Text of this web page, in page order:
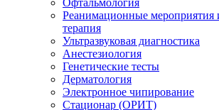
Офтальмология
Реанимационные мероприятия
терапия
Ультразвуковая диагностика
Анестезиология
Генетические тесты
Дерматология
Электронное чипирование
Стационар (ОРИТ)